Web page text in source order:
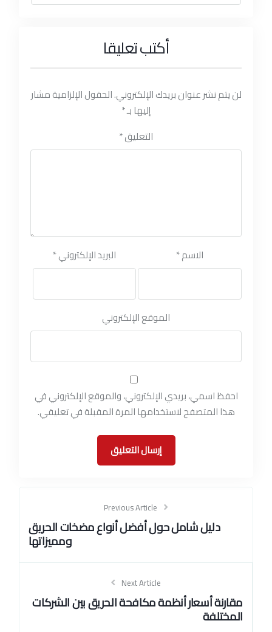
أكتب تعليقا
لن يتم نشر عنوان بريدك الإلكتروني.الحقول الإلزامية مشار
إليها بـ*
التعليق*
الاسم* البريد الإلكتروني*
الموقع الإلكتروني
احفظ اسمي، بريدي الإلكتروني، والموقع الإلكتروني في
هذا المتصفح لاستخدامها المرة المقبلة في تعليقي.
Previous Article
دليل شامل حول أفضل أنواع مضخات الحريق
ومميزاتها
Next Article
مقارنة أسعار أنظمة مكافحة الحريق بين الشركات
المختلفة